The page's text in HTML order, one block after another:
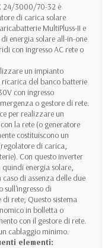
24/3000/70-32 è
di carica solare
MultiPluss-II e
energia solare all-in-one
con ingresso AC rete o
un impianto
del banco batterie
con ingresso
o gestore di rete.
per realizzare un
la rete (o generatore
costituiscono un
di carica,
Con questo inverter
energia solare,
di assenza delle due
sull'ingresso di
rete; Questo sistema
in bolletta o
con il gestore di rete.
cablaggio minimo.
elementi: